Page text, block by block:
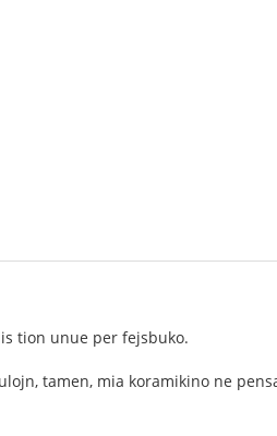
tion unue per fejsbuko.
tamen, mia koramikino ne